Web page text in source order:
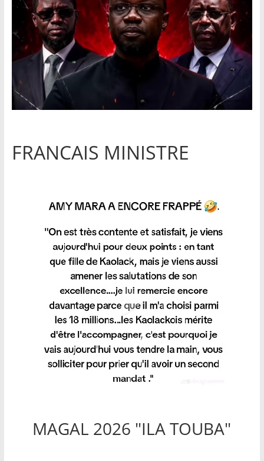
FRANCAIS MINISTRE
MAGAL 2026 "ILA TOUBA"